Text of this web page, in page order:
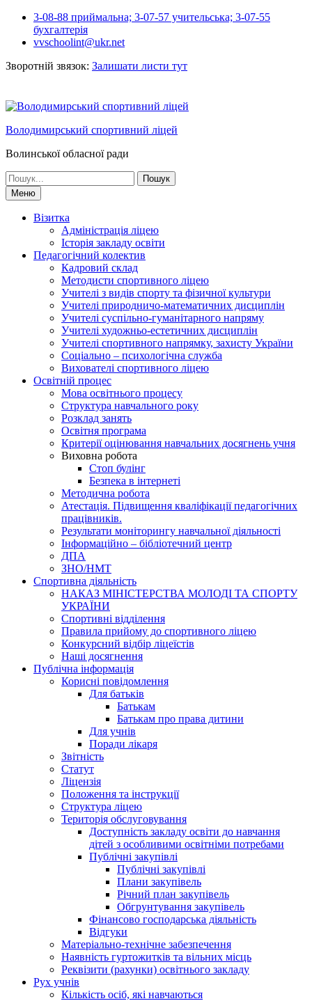
Перейти
вмісту
3-08-88 приймальна; 3-07-57 учительська; 3-07-55
бухгалтерія
vvschoolint@ukr.net
Зворотній звязок: Залишати листи тут
Володимирський спортивний ліцей
Волинської обласної ради
Шукати:
Меню
Візитка
Адміністрація ліцею
Історія закладу освіти
Педагогічний колектив
Кадровий склад
Методисти спортивного ліцею
Учителі з видів спорту та фізичної культури
Учителі природничо-математичних дисциплін
Учителі суспільно-гуманітарного напряму
Учителі художньо-естетичних дисциплін
Учителі спортивного напрямку, захисту України
Соціально – психологічна служба
Вихователі спортивного ліцею
Освітній процес
Мова освітнього процесу
Структура навчального року
Розклад занять
Освітня програма
Критерії оцінювання навчальних досягнень учня
Виховна робота
Стоп булінг
Безпека в інтернеті
Методична робота
Атестація. Підвищення кваліфікації педагогічних
працівників.
Результати моніторингу навчальної діяльності
Інформаційно – бібліотечний центр
ДПА
ЗНО/НМТ
Спортивна діяльність
НАКАЗ МІНІСТЕРСТВА МОЛОДІ ТА СПОРТУ
УКРАЇНИ
Спортивні відділення
Правила прийому до спортивного ліцею
Конкурсний відбір ліцеїстів
Наші досягнення
Публічна інформація
Корисні повідомлення
Для батьків
Батькам
Батькам про права дитини
Для учнів
Поради лікаря
Звітність
Статут
Ліцензія
Положення та інструкції
Структура ліцею
Територія обслуговування
Доступність закладу освіти до навчання
дітей з особливими освітніми потребами
Публічні закупівлі
Публічні закупівлі
Плани закупівель
Річний план закупівель
Обгрунтування закупівель
Фінансово господарська діяльність
Відгуки
Матеріально-технічне забезпечення
Наявність гуртожитків та вільних місць
Реквізити (рахунки) освітнього закладу
Рух учнів
Кількість осіб, які навчаються